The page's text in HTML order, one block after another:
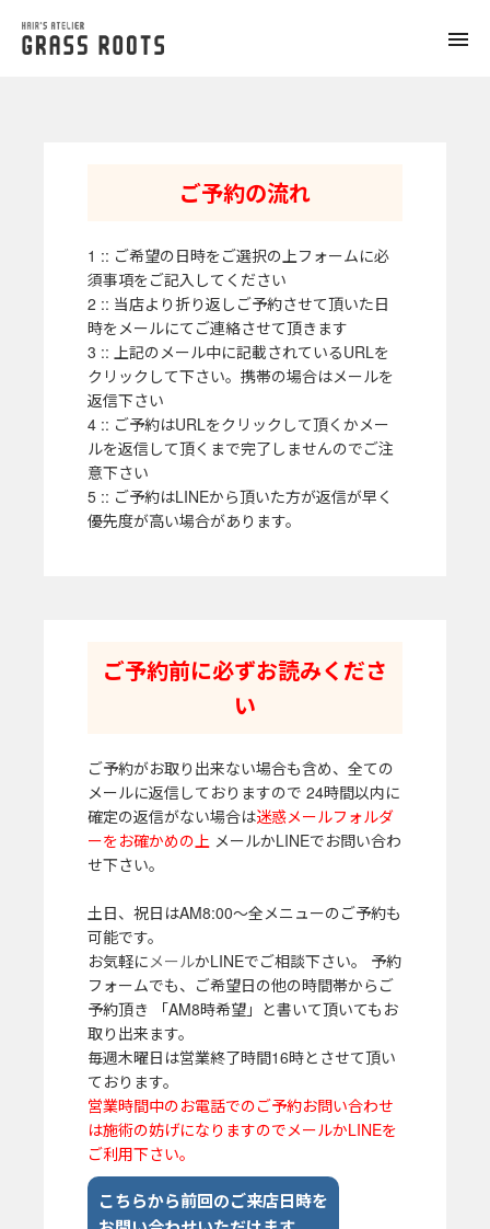
toggle
ご予約の流れ
1 :: ご希望の日時をご選択の上フォームに必
須事項をご記入してください
2 :: 当店より折り返しご予約させて頂いた日
時をメールにてご連絡させて頂きます
3 :: 上記のメール中に記載されているURLを
クリックして下さい。携帯の場合はメールを
返信下さい
4 :: ご予約はURLをクリックして頂くかメー
ルを返信して頂くまで完了しませんのでご注
意下さい
5 :: ご予約はLINEから頂いた方が返信が早く
優先度が高い場合があります。
ご予約前に必ずお読みくださ
い
ご予約がお取り出来ない場合も含め、全ての
メールに返信しておりますので 24時間以内に
確定の返信がない場合は迷惑メールフォルダ
ーをお確かめの上 メールかLINEでお問い合わ
せ下さい。
土日、祝日はAM8:00～全メニューのご予約も
可能です。
お気軽に メールかLINEでご相談下さい。 予約
フォームでも、ご希望日の他の時間帯からご
予約頂き 「AM8時希望」と書いて頂いてもお
取り出来ます。
毎週木曜日は営業終了時間16時とさせて頂い
ております。
営業時間中のお電話でのご予約お問い合わせ
は施術の妨げになりますのでメールかLINEを
ご利用下さい。
こちらから前回のご来店日時を